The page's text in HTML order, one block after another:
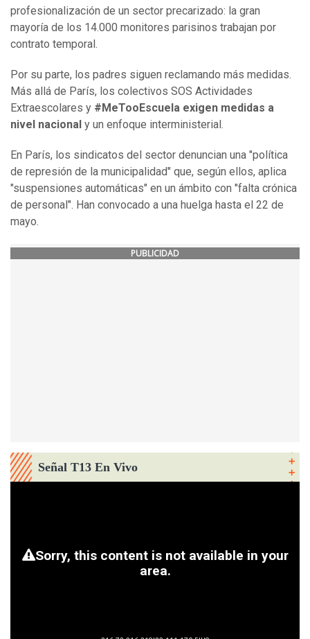
profesionalización de un sector precarizado: la gran
mayoría de los 14.000 monitores parisinos trabajan por
contrato temporal.
Por su parte, los padres siguen reclamando más medidas.
Más allá de París, los colectivos SOS Actividades
Extraescolares y #MeTooEscuela exigen medidas a
nivel nacional y un enfoque interministerial.
En París, los sindicatos del sector denuncian una "política
de represión de la municipalidad" que, según ellos, aplica
"suspensiones automáticas" en un ámbito con "falta crónica
de personal". Han convocado a una huelga hasta el 22 de
mayo.
PUBLICIDAD
Señal T13 En Vivo